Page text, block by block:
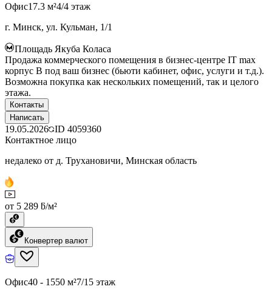
Офис17.3 м²4/4 этаж
г. Минск, ул. Кульман, 1/1
Площадь Якуба Коласа
Продажа коммерческого помещения в бизнес-центре IT max
корпус B под ваш бизнес (бьюти кабинет, офис, услуги и т.д.).
Возможна покупка как нескольких помещений, так и целого
этажа.
Контакты
Написать
19.05.2026 ID 4059360
Контактное лицо
недалеко от д. Трухановичи, Минская область
от 5 289 ƃ/м²
Конвертер валют
Офис40 - 1550 м²7/15 этаж